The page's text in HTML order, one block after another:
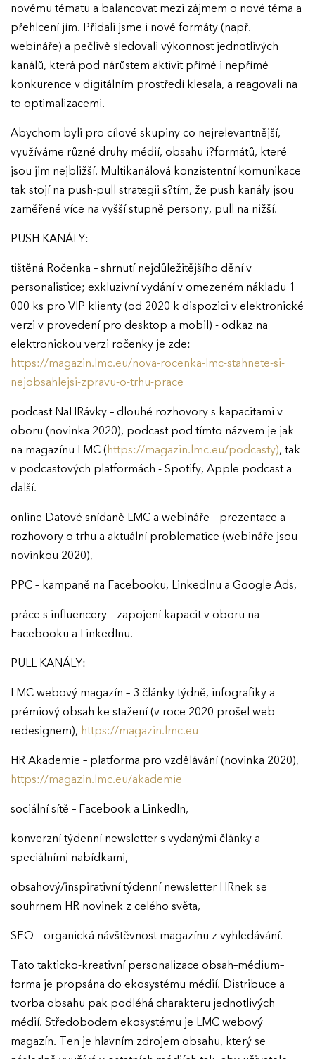
O EFFIE
AKTUALITY
VÝSLEDKY
Ročník 2024
Ročník 2023
Ročník 2020
Ročník 2018
Ročník 2017
KONTAKTY
novému tématu a balancovat mezi zájmem o nové téma a
přehlcení jím. Přidali jsme i nové formáty (např.
webináře) a pečlivě sledovali výkonnost jednotlivých
kanálů, která pod nárůstem aktivit přímé i nepřímé
konkurence v digitálním prostředí klesala, a reagovali na
to optimalizacemi.
Abychom byli pro cílové skupiny co nejrelevantnější,
využíváme různé druhy médií, obsahu i?formátů, které
jsou jim nejbližší. Multikanálová konzistentní komunikace
tak stojí na push-pull strategii s?tím, že push kanály jsou
zaměřené více na vyšší stupně persony, pull na nižší.
PUSH KANÁLY:
tištěná Ročenka – shrnutí nejdůležitějšího dění v
personalistice; exkluzivní vydání v omezeném nákladu 1
000 ks pro VIP klienty (od 2020 k dispozici v elektronické
verzi v provedení pro desktop a mobil) - odkaz na
elektronickou verzi ročenky je zde:
https://magazin.lmc.eu/nova-rocenka-lmc-stahnete-si-
nejobsahlejsi-zpravu-o-trhu-prace
podcast NaHRávky – dlouhé rozhovory s kapacitami v
oboru (novinka 2020), podcast pod tímto názvem je jak
na magazínu LMC (https://magazin.lmc.eu/podcasty), tak
v podcastových platformách - Spotify, Apple podcast a
další.
online Datové snídaně LMC a webináře – prezentace a
rozhovory o trhu a aktuální problematice (webináře jsou
novinkou 2020),
PPC – kampaně na Facebooku, LinkedInu a Google Ads,
práce s influencery – zapojení kapacit v oboru na
Facebooku a LinkedInu.
PULL KANÁLY:
LMC webový magazín – 3 články týdně, infografiky a
prémiový obsah ke stažení (v roce 2020 prošel web
redesignem), https://magazin.lmc.eu
HR Akademie – platforma pro vzdělávání (novinka 2020),
https://magazin.lmc.eu/akademie
sociální sítě – Facebook a LinkedIn,
konverzní týdenní newsletter s vydanými články a
speciálními nabídkami,
obsahový/inspirativní týdenní newsletter HRnek se
souhrnem HR novinek z celého světa,
SEO – organická návštěvnost magazínu z vyhledávání.
Tato takticko-kreativní personalizace obsah–médium–
forma je propsána do ekosystému médií. Distribuce a
tvorba obsahu pak podléhá charakteru jednotlivých
médií. Středobodem ekosystému je LMC webový
magazín. Ten je hlavním zdrojem obsahu, který se